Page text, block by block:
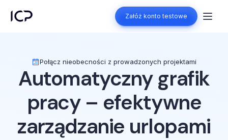
Załóż konto testowe
Załóż konto testowe
Połącz nieobecności z prowadzonych projektami
Automatyczny grafik
pracy – efektywne
zarządzanie urlopami